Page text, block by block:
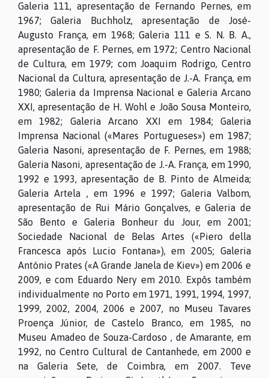
Galeria 111, apresentação de Fernando Pernes, em
1967; Galeria Buchholz, apresentação de José-
Augusto França, em 1968; Galeria 111 e S. N. B. A.,
apresentação de F. Pernes, em 1972; Centro Nacional
de Cultura, em 1979; com Joaquim Rodrigo, Centro
Nacional da Cultura, apresentação de J.-A. França, em
1980; Galeria da Imprensa Nacional e Galeria Arcano
XXI, apresentação de H. Wohl e João Sousa Monteiro,
em 1982; Galeria Arcano XXI em 1984; Galeria
Imprensa Nacional («Mares Portugueses») em 1987;
Galeria Nasoni, apresentação de F. Pernes, em 1988;
Galeria Nasoni, apresentação de J.-A. França, em 1990,
1992 e 1993, apresentação de B. Pinto de Almeida;
Galeria Artela , em 1996 e 1997; Galeria Valbom,
apresentação de Rui Mário Gonçalves, e Galeria de
São Bento e Galeria Bonheur du Jour, em 2001;
Sociedade Nacional de Belas Artes («Piero della
Francesca após Lucio Fontana»), em 2005; Galeria
António Prates («A Grande Janela de Kiev») em 2006 e
2009, e com Eduardo Nery em 2010. Expôs também
individualmente no Porto em 1971, 1991, 1994, 1997,
1999, 2002, 2004, 2006 e 2007, no Museu Tavares
Proença Júnior, de Castelo Branco, em 1985, no
Museu Amadeo de Souza-Cardoso , de Amarante, em
1992, no Centro Cultural de Cantanhede, em 2000 e
na Galeria Sete, de Coimbra, em 2007. Teve